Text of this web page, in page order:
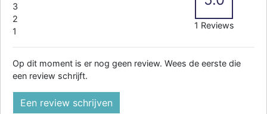
3
2
1
1 Reviews
Op dit moment is er nog geen review. Wees de eerste die
een review schrijft.
Een review schrijven